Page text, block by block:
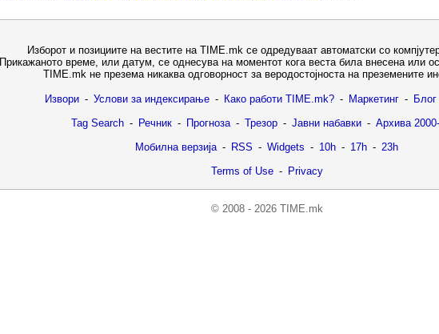
Изборот и позициите на вестите на TIME.mk се одредуваат автоматски со
Прикажаното време, или датум, се однесува на моментот кога веста била внесена или
TIME.mk не презема никаква одговорност за веродостојноста на преземените
Извори - Услови за индексирање - Како работи TIME.mk? - Маркетинг - Блог
Tag Search - Речник - Прогноза - Трезор - Јавни набавки - Архива
Мобилна верзија - RSS - Widgets - 10h - 17h - 23h
Terms of Use - Privacy
© 2008 - 2026 TIME.mk